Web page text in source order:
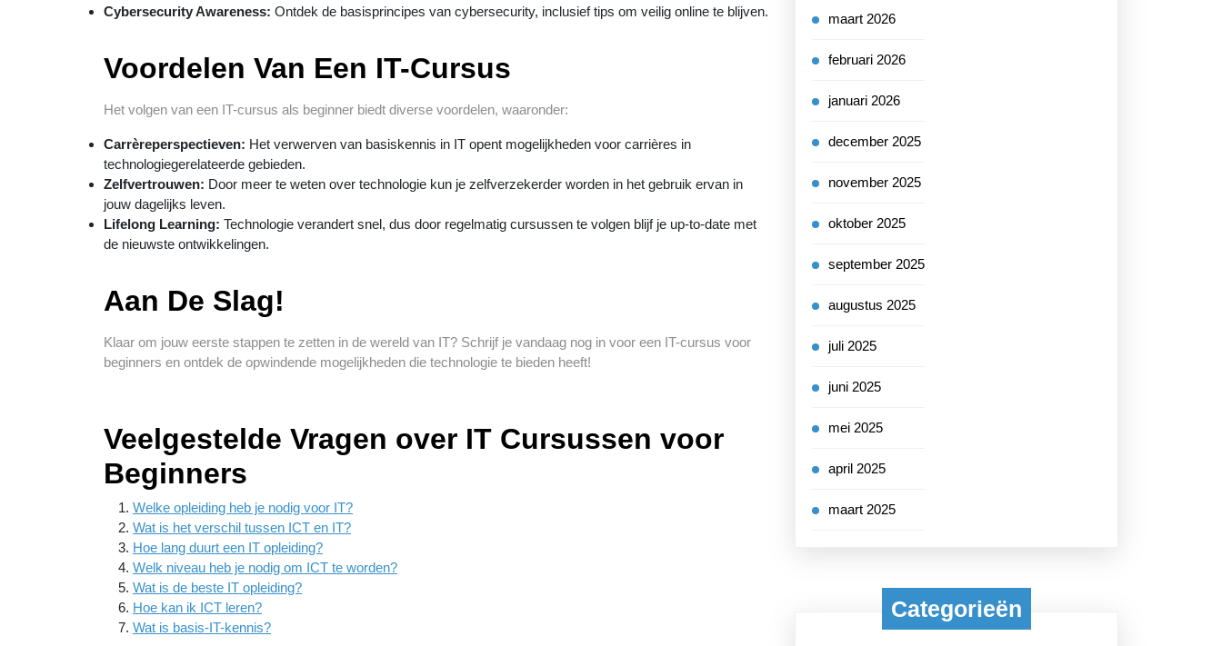
Cybersecurity Awareness: Ontdek de basisprincipes van cybersecurity, inclusief tips om veilig online te blijven.
Voordelen Van Een IT-Cursus
Het volgen van een IT-cursus als beginner biedt diverse voordelen, waaronder:
Carrèreperspectieven: Het verwerven van basiskennis in IT opent mogelijkheden voor carrières in
technologiegerelateerde gebieden.
Zelfvertrouwen: Door meer te weten over technologie kun je zelfverzekerder worden in het gebruik ervan in
jouw dagelijks leven.
Lifelong Learning: Technologie verandert snel, dus door regelmatig cursussen te volgen blijf je up-to-date met
de nieuwste ontwikkelingen.
Aan De Slag!
Klaar om jouw eerste stappen te zetten in de wereld van IT? Schrijf je vandaag nog in voor een IT-cursus voor
beginners en ontdek de opwindende mogelijkheden die technologie te bieden heeft!
Veelgestelde Vragen over IT Cursussen voor
Beginners
Welke opleiding heb je nodig voor IT?
Wat is het verschil tussen ICT en IT?
Hoe lang duurt een IT opleiding?
Welk niveau heb je nodig om ICT te worden?
Wat is de beste IT opleiding?
Hoe kan ik ICT leren?
Wat is basis-IT-kennis?
maart 2026
februari 2026
januari 2026
december 2025
november 2025
oktober 2025
september 2025
augustus 2025
juli 2025
juni 2025
mei 2025
april 2025
maart 2025
Categorieën